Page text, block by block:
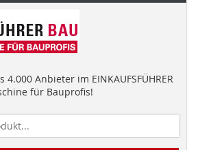
Anbieter im EINKAUFSFÜHRER
für Bauprofis!